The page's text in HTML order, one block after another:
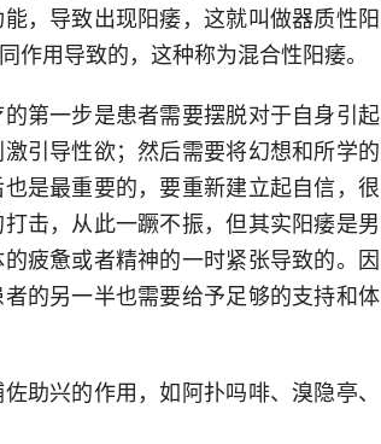
，导致出现阳痿，这就叫做器质性阳
用导致的，这种称为混合性阳痿。
第一步是患者需要摆脱对于自身引起
引导性欲；然后需要将幻想和所学的
是最重要的，要重新建立起自信，很
击，从此一蹶不振，但其实阳痿是男
疲惫或者精神的一时紧张导致的。因
的另一半也需要给予足够的支持和体
助兴的作用，如阿扑吗啡、溴隐亭、